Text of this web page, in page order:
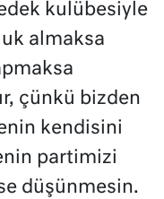
kulübesiyle
almaksa
çünkü bizden
kendisini
partimizi
düşünmesin.